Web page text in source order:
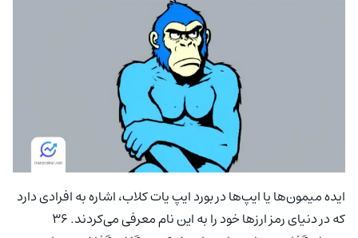
ایده میمون‌ها یا ایپ‌ها در بورد ایپ یات کلاب، اشاره به افرادی دارد
که در دنیای رمز ارزها خود را به این نام معرفی می‌کردند. 36